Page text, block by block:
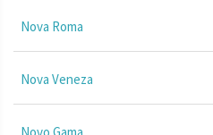
Nova Roma
Nova Veneza